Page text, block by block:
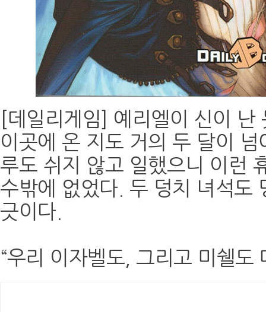
[데일리게임] 예리엘이 신이
이곳에 온 지도 거의 두 달이
루도 쉬지 않고 일했으니 이런
수밖에 없었다. 두 덩치 녀석도
긋이다.
“우리 이자벨도, 그리고 미쉘도